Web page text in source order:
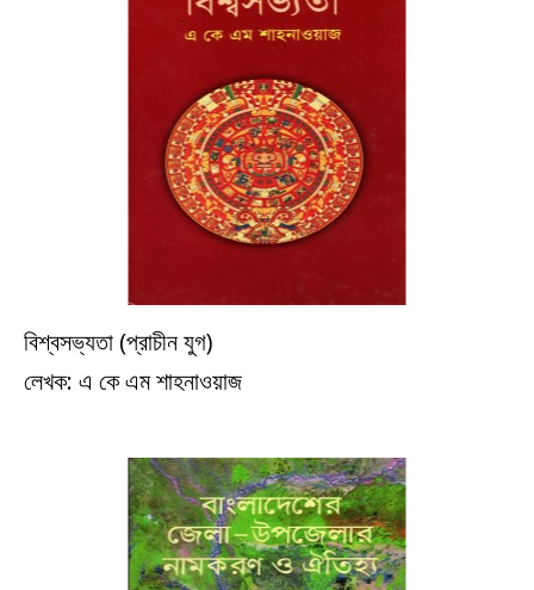
বিশ্বসভ্যতা (প্রাচীন যুগ)
লেখক: এ কে এম শাহনাওয়াজ
ইতিহাস